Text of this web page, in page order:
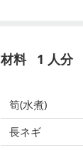
材料 1 人分
筍(水煮)
長ネギ